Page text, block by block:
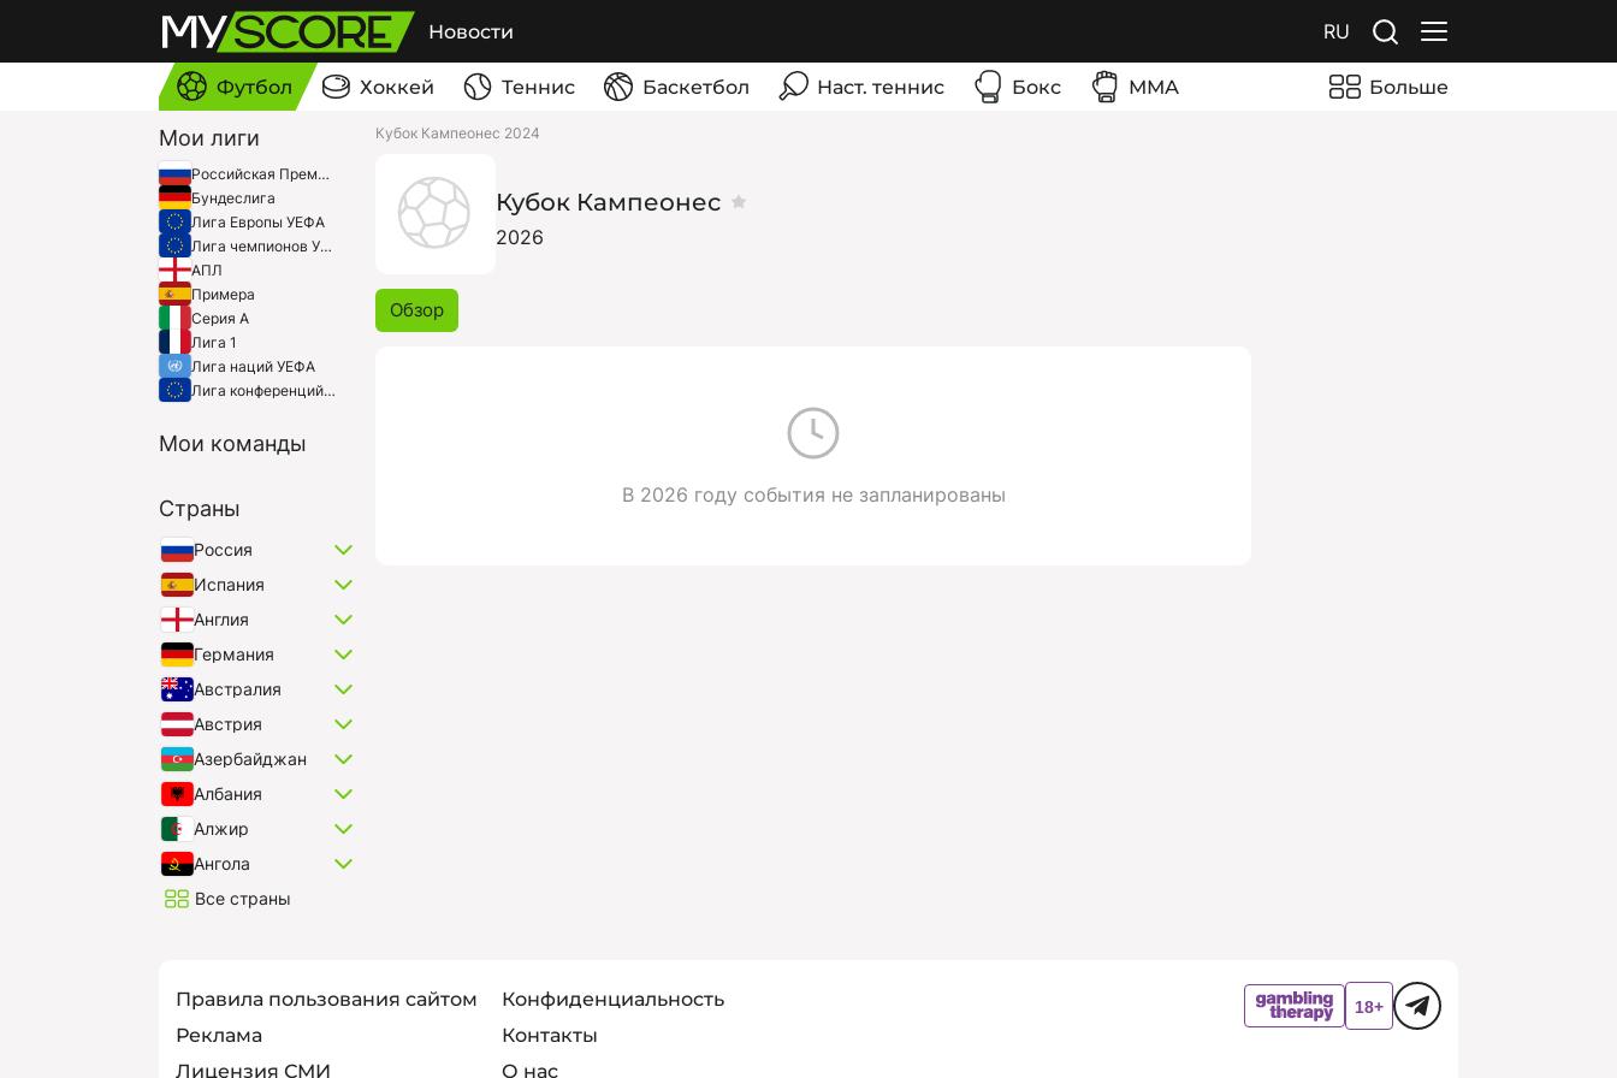
Новости RU
Футбол Хоккей Теннис Баскетбол Наст. теннис Бокс ММА Больше
Мои лиги
Российская Премьер-Лига
Бундеслига
Лига Европы УЕФА
Лига чемпионов УЕФА
АПЛ
Примера
Серия A
Лига 1
Лига наций УЕФА
Лига конференций УЕФА
Мои команды
Страны
Россия
Испания
Англия
Германия
Австралия
Австрия
Азербайджан
Албания
Алжир
Ангола
Все страны
Кубок Кампеонес 2024
Кубок Кампеонес
2026
Обзор
В 2026 году события не запланированы
Правила пользования сайтом
Конфиденциальность
Реклама
Контакты
Лицензия СМИ
О нас